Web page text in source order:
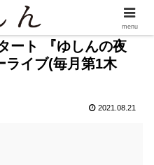
ート 『ゆしんの夜
ライブ(毎月第1木
2021.08.21
menu